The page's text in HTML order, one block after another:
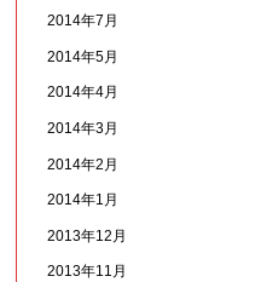
2014年7月
2014年5月
2014年4月
2014年3月
2014年2月
2014年1月
2013年12月
2013年11月